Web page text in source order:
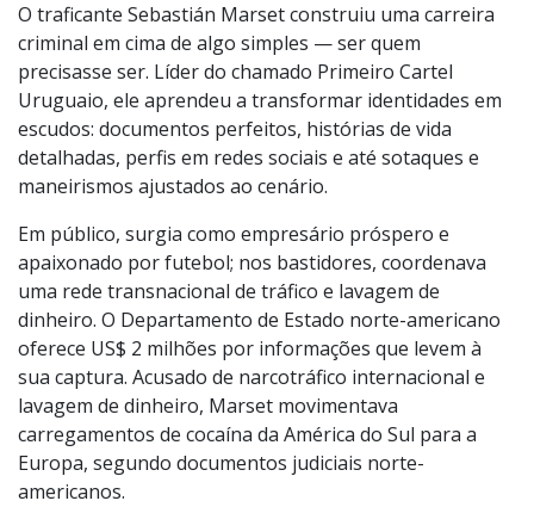
O traficante Sebastián Marset construiu uma carreira
criminal em cima de algo simples — ser quem
precisasse ser. Líder do chamado Primeiro Cartel
Uruguaio, ele aprendeu a transformar identidades em
escudos: documentos perfeitos, histórias de vida
detalhadas, perfis em redes sociais e até sotaques e
maneirismos ajustados ao cenário.
Em público, surgia como empresário próspero e
apaixonado por futebol; nos bastidores, coordenava
uma rede transnacional de tráfico e lavagem de
dinheiro. O Departamento de Estado norte-americano
oferece US$ 2 milhões por informações que levem à
sua captura. Acusado de narcotráfico internacional e
lavagem de dinheiro, Marset movimentava
carregamentos de cocaína da América do Sul para a
Europa, segundo documentos judiciais norte-
americanos.